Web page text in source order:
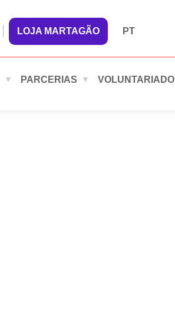
LOJA MARTAGÃO PT
PARCERIAS VOLUNTARIADO